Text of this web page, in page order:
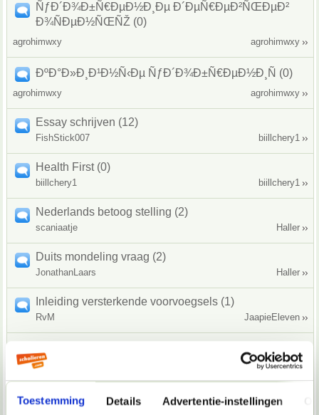
Toestemming Details Advertentie-instellingen
ÑƒÐ´Ð¾Ð±Ñ€ÐµÐ½Ð¸Ðµ Ð´ÐµÑ€ÐµÐ²ÑŒÐµÐ²
Ð¾ÑÐµÐ½ÑŒÑŽ (0)
agrohimwxy agrohimwxy
ÐºÐ°Ð»Ð¸Ð¹Ð½Ñ‹Ðµ ÑƒÐ´Ð¾Ð±Ñ€ÐµÐ½Ð¸Ñ (0)
agrohimwxy agrohimwxy
Essay schrijven (12)
FishStick007 biillchery1
Health First (0)
biillchery1 biillchery1
Nederlands betoog stelling (2)
scaniaatje Haller
Duits mondeling vraag (2)
JonathanLaars Haller
Inleiding versterkende voorvoegsels (1)
RvM JaapieEleven
jordi22071995 kaasboertje
TimoOfcorz JaapieEleven